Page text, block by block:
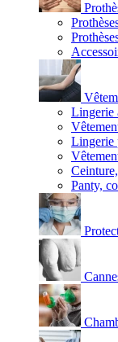
Lingerie
Lingerie
Panty,